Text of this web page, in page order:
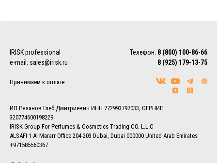
Доставка осуществляется по всему миру с помощью
службы EMS или Почты России.
Также можно воспользоваться услугами наиболее удобной
линии, Байкал-Сервис, DPD, ЖелДорЭкспедиция)
заказов вы можете в разделеДоставка.
IRISK professional Телефон: 8 (800) 100-86-66
8 (925) 179-13-75
e-mail: sales@irisk.ru
Принимаем к оплате:
ИП Рязанов Глеб Дмитриевич ИНН 772993797033, ОГРНИП
320774600198229
IRISK Group For Perfumes & Cosmetics Trading CO. L.L.C
ALSAFI 1 Al Mararr Office 204-203 Dubai, Dubai 000000 United Arab Emirates
+971585560367